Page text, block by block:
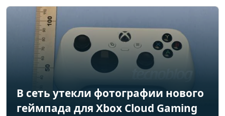
В сеть утекли фотографии нового
геймпада для Xbox Cloud Gaming